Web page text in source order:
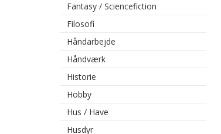
Fantasy / Sciencefiction
Filosofi
Håndarbejde
Håndværk
Historie
Hobby
Hus / Have
Husdyr